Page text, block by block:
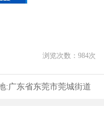
浏览次数： 984次
:广东省东莞市莞城街道